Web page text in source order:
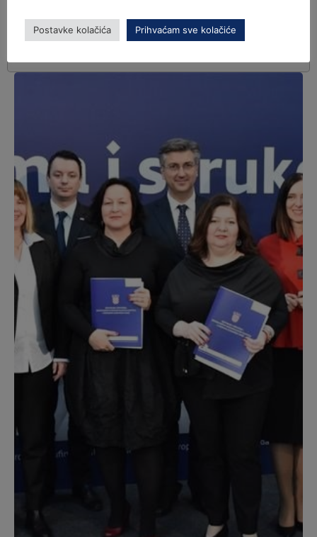
Postavke kolačića Prihvaćam sve kolačiće